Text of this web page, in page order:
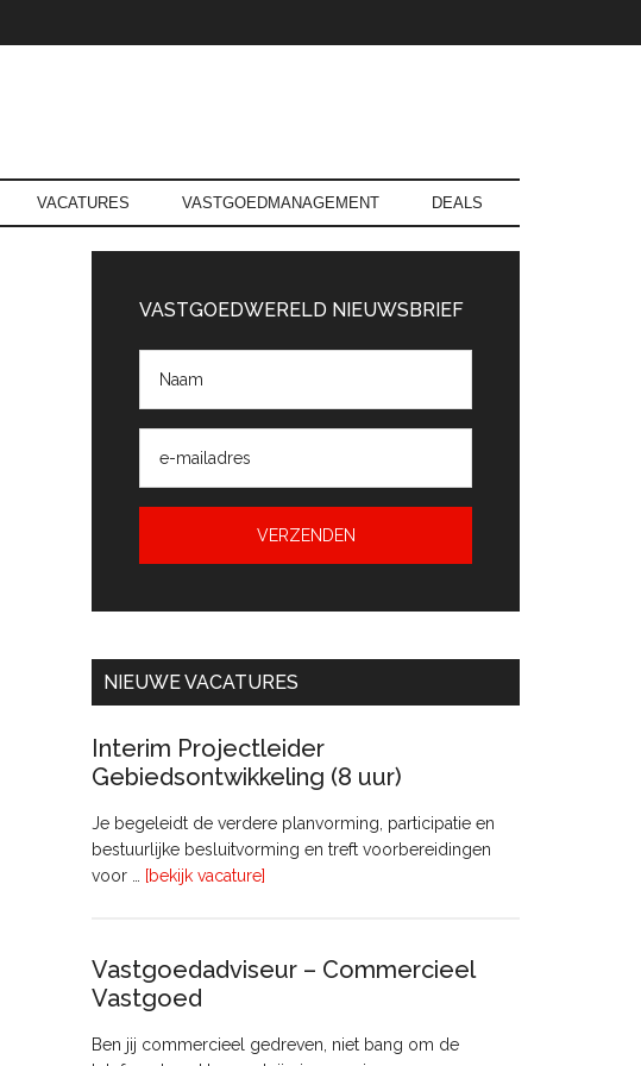
VACATURES VASTGOEDMANAGEMENT DEALS
Sidebar
VASTGOEDWERELD NIEUWSBRIEF
NIEUWE VACATURES
Interim Projectleider
Gebiedsontwikkeling (8 uur)
Je begeleidt de verdere planvorming, participatie en
bestuurlijke besluitvorming en treft voorbereidingen
voor …
[bekijk vacature]
uur)
Vastgoedadviseur – Commercieel
Vastgoed
Ben jij commercieel gedreven, niet bang om de